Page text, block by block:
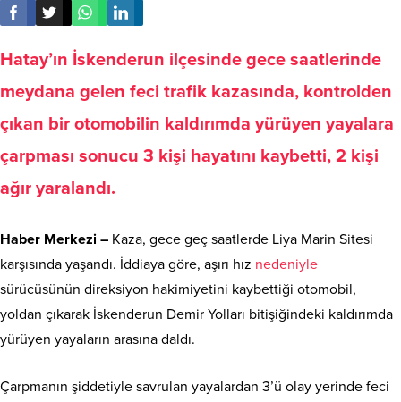
Hatay’ın İskenderun ilçesinde gece saatlerinde
meydana gelen feci trafik kazasında, kontrolden
çıkan bir otomobilin kaldırımda yürüyen yayalara
çarpması sonucu 3 kişi hayatını kaybetti, 2 kişi
ağır yaralandı.
Haber Merkezi – Kaza, gece geç saatlerde Liya Marin Sitesi
karşısında yaşandı. İddiaya göre, aşırı hız nedeniyle
sürücüsünün direksiyon hakimiyetini kaybettiği otomobil,
yoldan çıkarak İskenderun Demir Yolları bitişiğindeki kaldırımda
yürüyen yayaların arasına daldı.
Çarpmanın şiddetiyle savrulan yayalardan 3’ü olay yerinde feci